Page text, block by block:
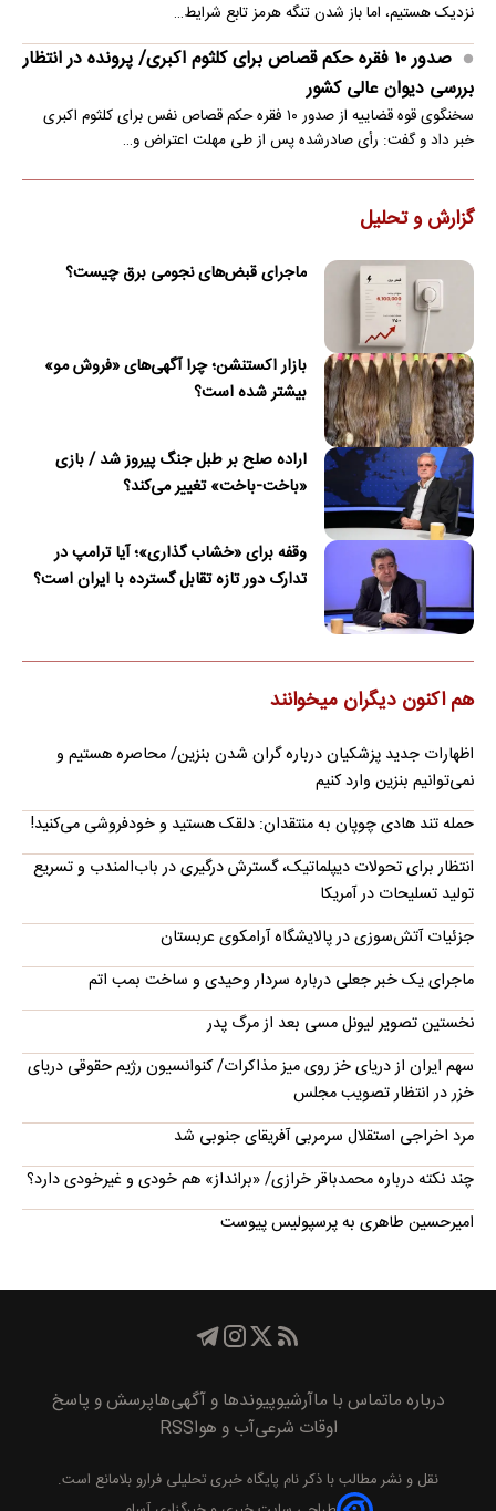
نزدیک هستیم، اما باز شدن تنگه هرمز تابع شرایط…
صدور ۱۰ فقره حکم قصاص برای کلثوم اکبری/ پرونده در انتظار
بررسی دیوان عالی کشور
سخنگوی قوه قضاییه از صدور ۱۰ فقره حکم قصاص نفس برای کلثوم اکبری
خبر داد و گفت: رأی صادرشده پس از طی مهلت اعتراض و…
گزارش و تحلیل
ماجرای قبض‌های نجومی برق چیست؟
بازار اکستنشن؛ چرا آگهی‌های «فروش مو»
بیشتر شده است؟
اراده صلح بر طبل جنگ پیروز شد / بازی
«باخت-باخت» تغییر می‌کند؟
وقفه برای «خشاب گذاری»؛ آیا ترامپ در
تدارک دور تازه تقابل گسترده با ایران است؟
هم اکنون دیگران میخوانند
اظهارات جدید پزشکیان درباره گران شدن بنزین/ محاصره هستیم و
نمی‌توانیم بنزین وارد کنیم
حمله تند هادی چوپان به منتقدان: دلقک هستید و خودفروشی می‌کنید!
انتظار برای تحولات دیپلماتیک، گسترش درگیری در باب‌المندب و تسریع
تولید تسلیحات در آمریکا
جزئیات آتش‌سوزی در پالایشگاه آرامکوی عربستان
ماجرای یک خبر جعلی درباره سردار وحیدی و ساخت بمب اتم
نخستین تصویر لیونل مسی بعد از مرگ پدر
سهم ایران از دریای خز روی میز مذاکرات/ کنوانسیون رژیم حقوقی دریای
خزر در انتظار تصویب مجلس
مرد اخراجی استقلال سرمربی آفریقای جنوبی شد
چند نکته درباره محمدباقر خرازی/ «برانداز» هم خودی و غیرخودی دارد؟
امیرحسین طاهری به پرسپولیس پیوست
درباره ماتماس با ماآرشیوپیوند‌ها و آگهی‌هاپرسش و پاسخ
اوقات شرعیآب و هواRSS
نقل و نشر مطالب با ذکر نام پايگاه خبری تحليلی فرارو بلامانع است.